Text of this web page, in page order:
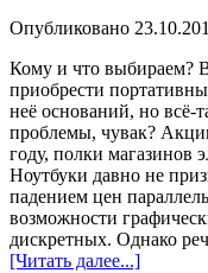
Опубликовано
Кому и что выбираем?
приобрести
неё оснований, но всё-
проблемы, чувак?
году, полки магазинов
Ноутбуки давно не
падением цен
возможности
дискретных. Однако
[Читать далее...]